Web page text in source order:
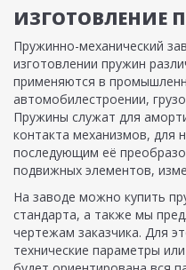
ИЗГОТОВЛЕНИЕ
Пружинно-механический
изготовлении пружин
применяются в
автомобилестроении,
Пружины служат для
контакта механизмов, для
последующим её
подвижных элементов,
На заводе можно купить
стандарта, а также мы
чертежам заказчика. Для
технические параметры